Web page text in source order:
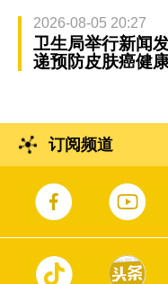
2026-08-05 20:27
卫生局举行新闻
递预防皮肤癌健
订阅频道